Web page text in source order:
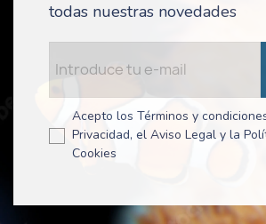
todas nuestras novedades
Acepto los Términos y
Privacidad, el Aviso Legal y la
Cookies